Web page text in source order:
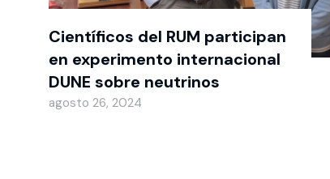
Científicos del RUM participan
en experimento internacional
DUNE sobre neutrinos
agosto 26, 2024